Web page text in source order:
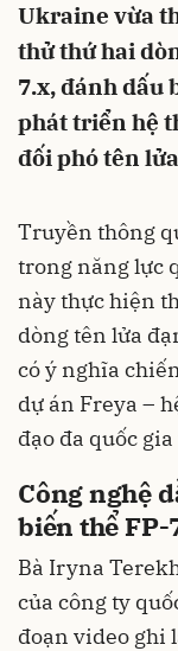
Ukraine vừa
thử thứ hai
7.x, đánh dấu
phát triển hệ
đối phó tên
Truyền thông
trong năng lực
này thực hiện
dòng tên lửa
có ý nghĩa
dự án Freya –
đạo đa quốc
Công nghệ
biến thể FP-
Bà Iryna
của công ty
đoạn video ghi